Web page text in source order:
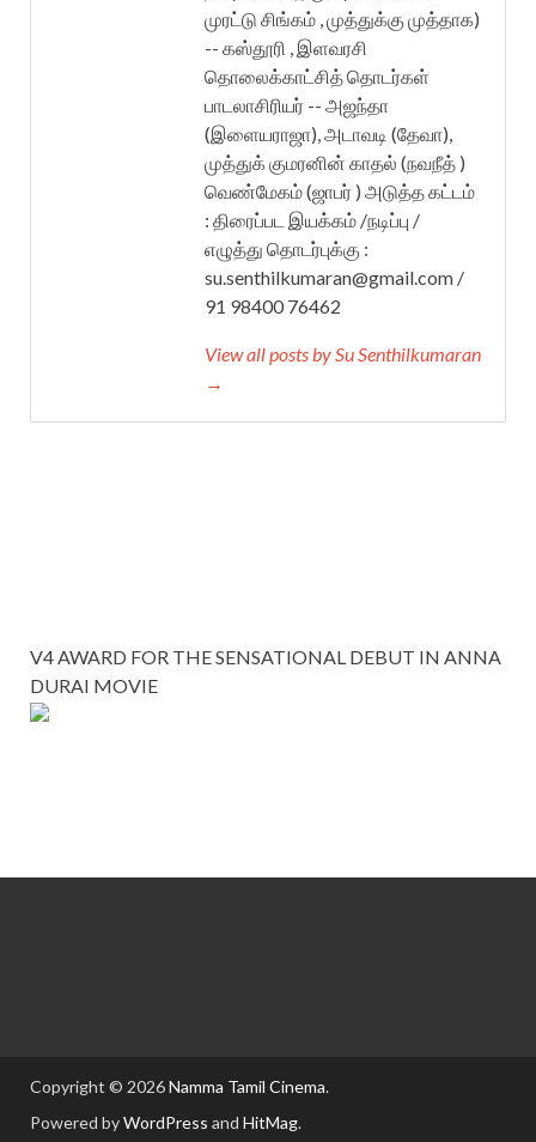
முரட்டு சிங்கம் , முத்துக்கு முத்தாக)
-- கஸ்தூரி , இளவரசி
தொலைக்காட்சித் தொடர்கள்
பாடலாசிரியர் -- அஜந்தா
(இளையராஜா), அடாவடி (தேவா),
முத்துக் குமரனின் காதல் (நவநீத் )
வெண்மேகம் (ஜாபர் ) அடுத்த கட்டம்
: திரைப்பட இயக்கம் /நடிப்பு /
எழுத்து தொடர்புக்கு :
su.senthilkumaran@gmail.com /
91 98400 76462
View all posts by Su Senthilkumaran
→
V4 AWARD FOR THE SENSATIONAL DEBUT IN ANNA
DURAI MOVIE
Copyright © 2026Namma Tamil Cinema.
Powered byWordPress and HitMag.